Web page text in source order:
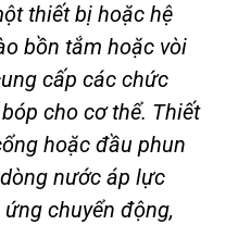
thiết bị hoặc hệ
bồn tắm hoặc vòi
cấp các chức
cho cơ thể. Thiết
hoặc đầu phun
nước áp lực
chuyển động,